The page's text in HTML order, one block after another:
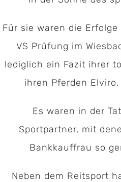
Für sie waren die
VS Prüfung im
lediglich ein Fazit ihrer
ihren Pferden
Es waren in der
Sportpartner, mit
Bankkauffrau so
Neben dem Reitsport